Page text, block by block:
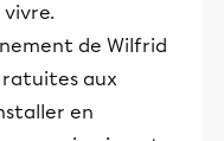
de Wilfrid
aux
en